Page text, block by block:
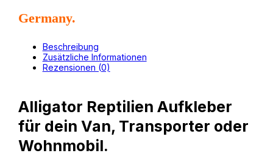
Germany.
Beschreibung
Zusätzliche Informationen
Rezensionen (0)
Alligator Reptilien Aufkleber
für dein Van, Transporter oder
Wohnmobil.